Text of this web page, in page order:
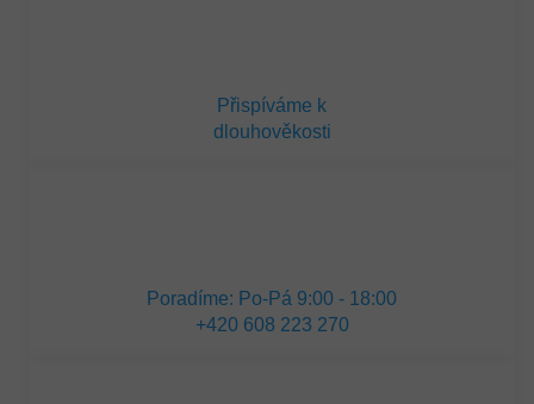
Přispíváme k
dlouhověkosti
Poradíme: Po-Pá 9:00 - 18:00
+420 608 223 270